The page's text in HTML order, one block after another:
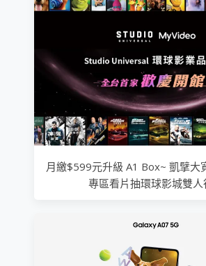
月繳$599元升級 A1 Box~ 凱擘大
專區看片抽環球影城雙人